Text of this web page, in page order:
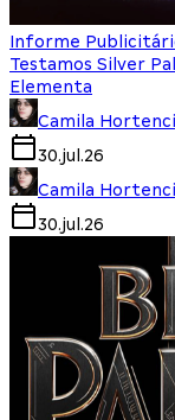
Informe
Testamos Silver
Elementa
Camila
30.jul.26
Camila
30.jul.26